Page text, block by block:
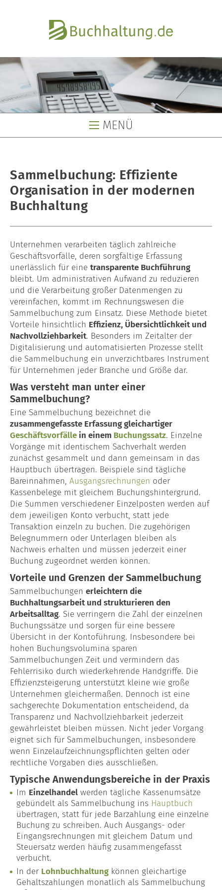
Buchhaltungsservice
Buchhaltungsbüro
Lohn- & Gehaltsabrechnung
Baulohn
Garten- & Landschaftsbau
Maler & Lackierer
Dachdecker
Unternehmensberatung
Gründungsberatung
Glossar
Blog
MENÜ
Sammelbuchung: Effiziente
Organisation in der modernen
Buchhaltung
Unternehmen verarbeiten täglich zahlreiche
Geschäftsvorfälle, deren sorgfältige Erfassung
unerlässlich für eine transparente Buchführung
bleibt. Um administrativen Aufwand zu reduzieren
und die Verarbeitung großer Datenmengen zu
vereinfachen, kommt im Rechnungswesen die
Sammelbuchung zum Einsatz. Diese Methode bietet
Vorteile hinsichtlich Effizienz, Übersichtlichkeit und
Nachvollziehbarkeit. Besonders im Zeitalter der
Digitalisierung und automatisierten Prozesse stellt
die Sammelbuchung ein unverzichtbares Instrument
für Unternehmen jeder Branche und Größe dar.
Was versteht man unter einer
Sammelbuchung?
Eine Sammelbuchung bezeichnet die
zusammengefasste Erfassung gleichartiger
Geschäftsvorfälle in einem Buchungssatz. Einzelne
Vorgänge mit identischem Sachverhalt werden
zunächst gesammelt und dann gemeinsam in das
Hauptbuch übertragen. Beispiele sind tägliche
Bareinnahmen, Ausgangsrechnungen oder
Kassenbelege mit gleichem Buchungshintergrund.
Die Summen verschiedener Einzelposten werden auf
dem jeweiligen Konto verbucht, statt jede
Transaktion einzeln zu buchen. Die zugehörigen
Belegnummern oder Unterlagen bleiben als
Nachweis erhalten und müssen jederzeit einer
Buchung zugeordnet werden können.
Vorteile und Grenzen der Sammelbuchung
Sammelbuchungen erleichtern die
Buchhaltungsarbeit und strukturieren den
Arbeitsalltag. Sie verringern die Zahl der einzelnen
Buchungssätze und sorgen für eine bessere
Übersicht in der Kontoführung. Insbesondere bei
hohen Buchungsvolumina sparen
Sammelbuchungen Zeit und vermindern das
Fehlerrisiko durch wiederkehrende Handgriffe. Die
Effizienzsteigerung unterstützt kleine wie große
Unternehmen gleichermaßen. Dennoch ist eine
sachgerechte Dokumentation entscheidend, da
Transparenz und Nachvollziehbarkeit jederzeit
gewährleistet bleiben müssen. Nicht jeder Vorgang
eignet sich für Sammelbuchungen, insbesondere
wenn Einzelaufzeichnungspflichten gelten oder
rechtliche Vorgaben dies ausschließen.
Typische Anwendungsbereiche in der Praxis
Im Einzelhandel werden tägliche Kassenumsätze
gebündelt als Sammelbuchung ins Hauptbuch
übertragen, statt für jede Barzahlung eine einzelne
Buchung zu schreiben. Auch Ausgangs- oder
Eingangsrechnungen mit gleichem Datum und
Steuersatz werden häufig zusammengefasst
verbucht.
In der Lohnbuchhaltung können gleichartige
Gehaltszahlungen monatlich als Sammelbuchung